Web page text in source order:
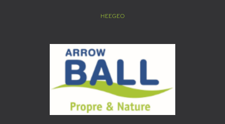
HEEGEO